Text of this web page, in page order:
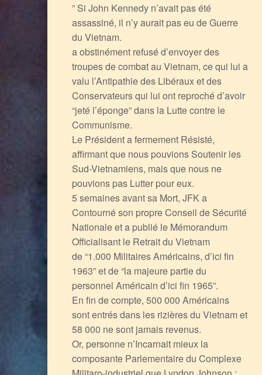
” Si John Kennedy n’avait pas été
assassiné, il n’y aurait pas eu de Guerre
du Vietnam.
a obstinément refusé d’envoyer des
troupes de combat au Vietnam, ce qui lui a
valu l’Antipathie des Libéraux et des
Conservateurs qui lui ont reproché d’avoir
“jeté l’éponge” dans la Lutte contre le
Communisme.
Le Président a fermement Résisté,
affirmant que nous pouvions Soutenir les
Sud-Vietnamiens, mais que nous ne
pouvions pas Lutter pour eux.
5 semaines avant sa Mort, JFK a
Contourné son propre Conseil de Sécurité
Nationale et a publié le Mémorandum
Officialisant le Retrait du Vietnam
de “1.000 Militaires Américains, d’ici fin
1963” et de “la majeure partie du
personnel Américain d’ici fin 1965”.
En fin de compte, 500 000 Américains
sont entrés dans les rizières du Vietnam et
58 000 ne sont jamais revenus.
Or, personne n’Incarnait mieux la
composante Parlementaire du Complexe